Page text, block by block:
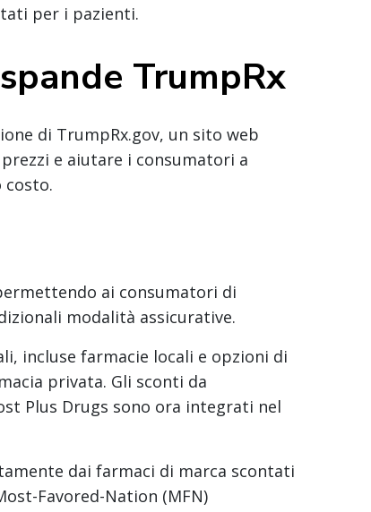
per i pazienti.
TrumpRx
di TrumpRx.gov, un sito web
e aiutare i consumatori a
costo.
ai consumatori di
modalità assicurative.
incluse farmacie locali e opzioni di
privata. Gli sconti da
Plus Drugs sono ora integrati nel
dai farmaci di marca scontati
Favored-Nation (MFN)